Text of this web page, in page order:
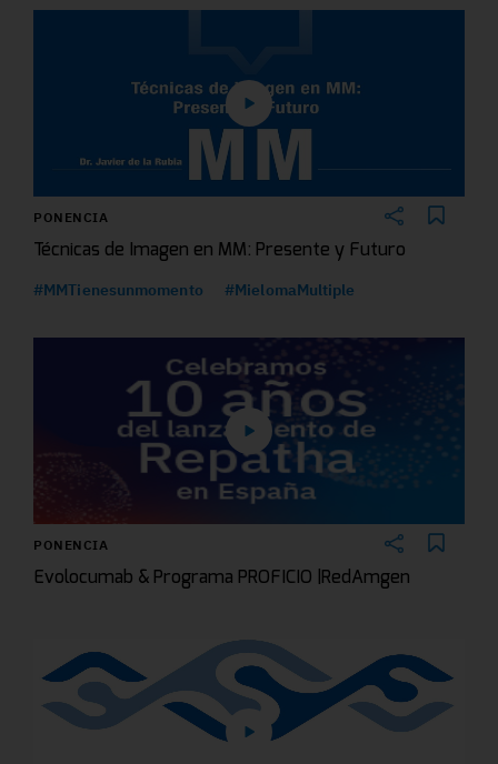
PONENCIA
Técnicas de Imagen en MM: Presente y Futuro
#MMTienesunmomento #MielomaMultiple
PONENCIA
Evolocumab & Programa PROFICIO |RedAmgen